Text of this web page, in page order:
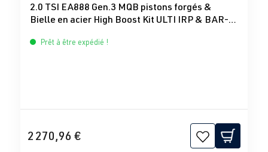
2.0 TSI EA888 Gen.3 MQB pistons forgés &
Bielle en acier High Boost Kit ULTI IRP & BAR-
Prêt à être expédié !
2 270,96 €